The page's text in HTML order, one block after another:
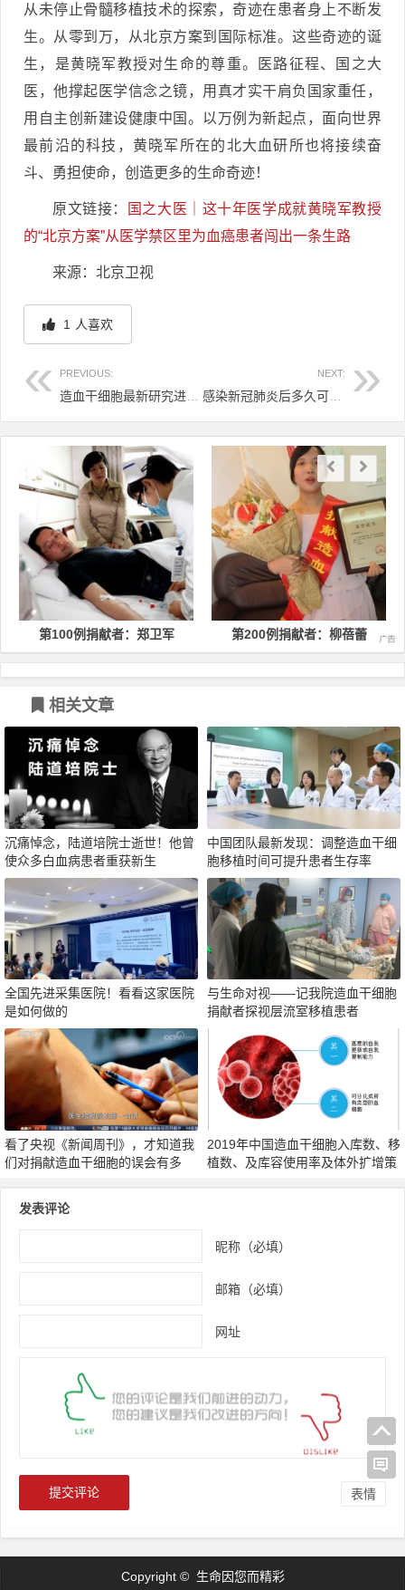
从未停止骨髓移植技术的探索，奇迹在患者身上不断发
生。从零到万，从北京方案到国际标准。这些奇迹的诞
生，是黄晓军教授对生命的尊重。医路征程、国之大
医，他撑起医学信念之镜，用真才实干肩负国家重任，
用自主创新建设健康中国。以万例为新起点，面向世界
最前沿的科技，黄晓军所在的北大血研所也将接续奋
斗、勇担使命，创造更多的生命奇迹！
原文链接：
国之大医｜这十年医学成就黄晓军教授
的“北京方案”从医学禁区里为血癌患者闯出一条生路
来源：北京卫视
1 人喜欢
PREVIOUS:
造血干细胞最新研究进展汇总（2021）
NEXT:
感染新冠肺炎后多久可以献血？
文章导航
第100例捐献者：郑卫军 第200例捐献者：柳蓓蕾
相关文章
沉痛悼念，陆道培院士逝世！他曾
使众多白血病患者重获新生
中国团队最新发现：调整造血干细
胞移植时间可提升患者生存率
全国先进采集医院！看看这家医院
是如何做的
与生命对视——记我院造血干细胞
捐献者探视层流室移植患者
看了央视《新闻周刊》，才知道我
们对捐献造血干细胞的误会有多
2019年中国造血干细胞入库数、移
植数、及库容使用率及体外扩增策
发表评论
昵称（必填）
邮箱（必填）
网址
表情
Copyright © 生命因您而精彩